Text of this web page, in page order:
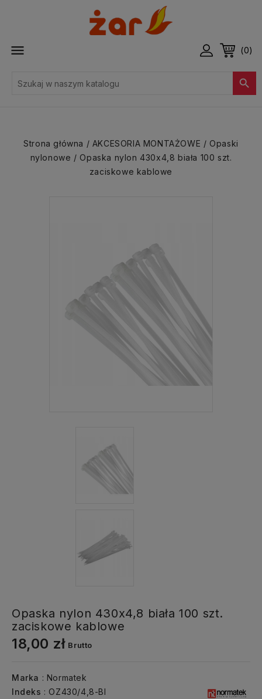
 (0)

Strona główna AKCESORIA MONTAŻOWE
Opaski
nylonowe
Opaska nylon 430x4,8 biała 100 szt.
zaciskowe kablowe
Opaska nylon 430x4,8 biała 100 szt.
zaciskowe kablowe
18,00 zł Brutto
Marka : Normatek
Indeks : OZ430/4,8-BI